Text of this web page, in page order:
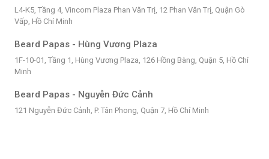
L4-K5, Tầng 4, Vincom Plaza Phan Văn Trị, 12 Phan Văn Trị, Quận Gò
Vấp, Hồ Chí Minh
Beard Papas - Hùng Vương Plaza
1F-10-01, Tầng 1, Hùng Vương Plaza, 126 Hồng Bàng, Quận 5, Hồ Chí
Minh
Beard Papas - Nguyễn Đức Cảnh
121 Nguyễn Đức Cảnh, P. Tân Phong, Quận 7, Hồ Chí Minh